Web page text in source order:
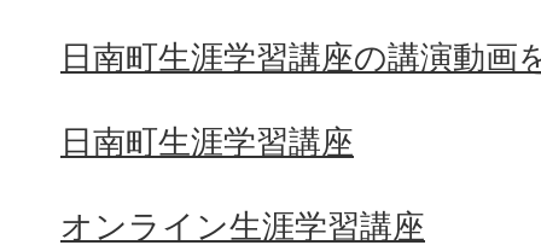
日南町生涯学習講座の講演動画
日南町生涯学習講座
オンライン生涯学習講座